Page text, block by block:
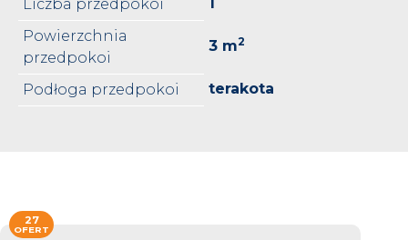
Liczba przedpokoi
Powierzchnia
przedpokoi
3 m2
Podłoga przedpokoi terakota
27
OFERT